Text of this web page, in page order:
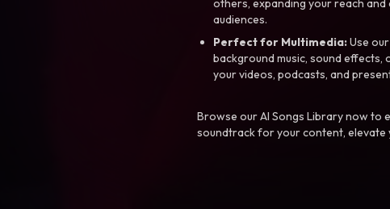
audiences.
Perfect for Multimedia:Use
background music, sound effects,
your videos, podcasts, and
Browse our AI Songs Library now to
soundtrack for your content, elevate